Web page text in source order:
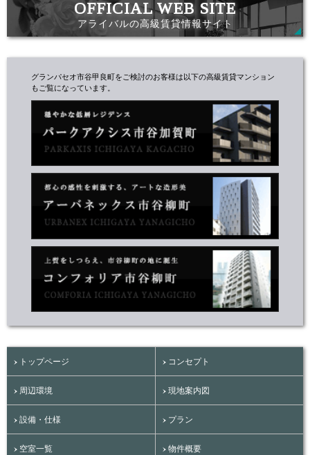
アライバルの高級賃貸情報サイト
グランパセオ市谷甲良町をご検討のお客様は以下の高級賃貸マンション
もご覧になっています。
トップページ コンセプト
周辺環境 現地案内図
設備・仕様 プラン
空室一覧 物件概要